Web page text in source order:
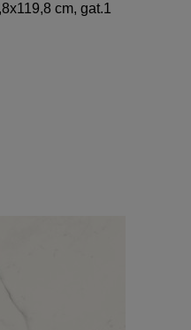
cm, gat.1